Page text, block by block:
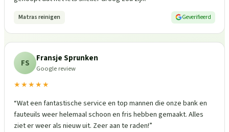
Matras reinigen Geverifieerd
FS Fransje Sprunken
Google review
★★★★★
“Wat een fantastische service en top mannen die onze bank en
fauteuils weer helemaal schoon en fris hebben gemaakt. Alles
ziet er weer als nieuw uit. Zeer aan te raden!”